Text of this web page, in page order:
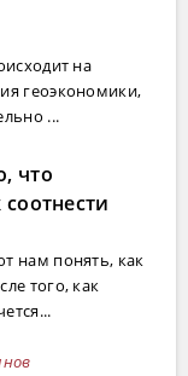
на
геоэкономики,
...
что
нам понять, как
того, как